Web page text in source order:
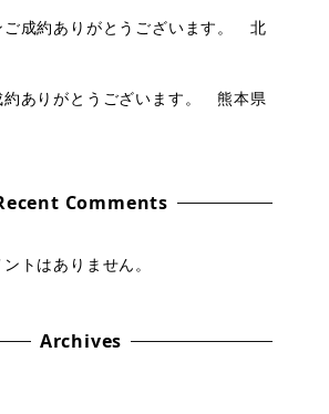
ご成約ありがとうございます。 北
約ありがとうございます。 熊本県
Comments
トはありません。
Archives